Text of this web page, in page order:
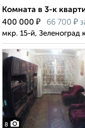
Комната в 3-к
400 000 ₽ 66 700 ₽
мкр. 15-й, Зеленоград
8